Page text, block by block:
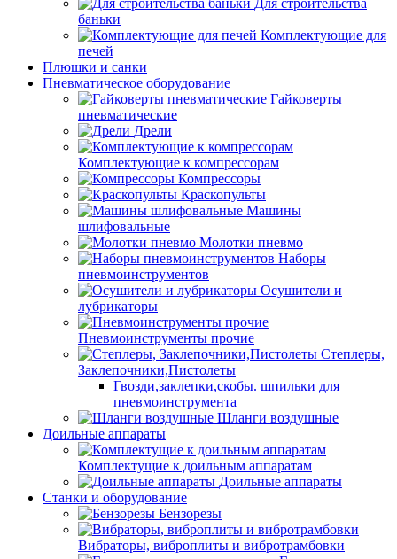
Для строительства
баньки
Комплектующие для
печей
Плюшки и санки
Пневматическое оборудование
Гайковерты
пневматические
Дрели
Комплектующие к компрессорам
Компрессоры
Краскопульты
Машины
шлифовальные
Молотки пневмо
Наборы
пневмоинструментов
Осушители и
лубрикаторы
Пневмоинструменты прочие
Степлеры,
Заклепочники,Пистолеты
Гвозди,заклепки,скобы. шпильки для
пневмоинструмента
Шланги воздушные
Доильные аппараты
Комплектущие к доильным аппаратам
Доильные аппараты
Станки и оборудование
Бензорезы
Вибраторы, виброплиты и вибротрамбовки